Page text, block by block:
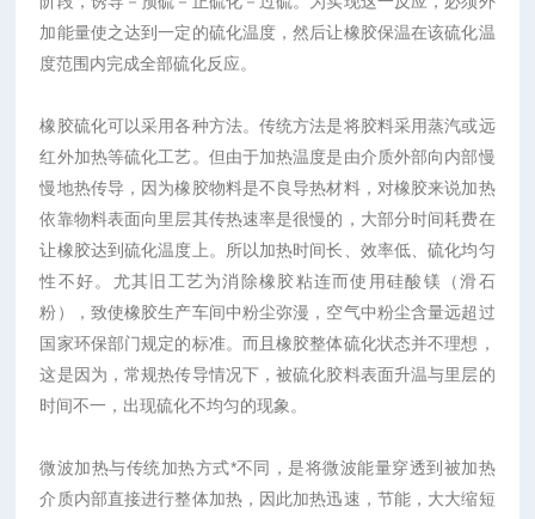
加能量使之达到一定的硫化温度，然后让橡胶保温在该硫化温
度范围内完成全部硫化反应。
橡胶硫化可以采用各种方法。传统方法是将胶料采用蒸汽或远
红外加热等硫化工艺。但由于加热温度是由介质外部向内部慢
慢地热传导，因为橡胶物料是不良导热材料，对橡胶来说加热
依靠物料表面向里层其传热速率是很慢的，大部分时间耗费在
让橡胶达到硫化温度上。所以加热时间长、效率低、硫化均匀
性不好。尤其旧工艺为消除橡胶粘连而使用硅酸镁（滑石
粉），致使橡胶生产车间中粉尘弥漫，空气中粉尘含量远超过
国家环保部门规定的标准。而且橡胶整体硫化状态并不理想，
这是因为，常规热传导情况下，被硫化胶料表面升温与里层的
时间不一，出现硫化不均匀的现象。
微波加热与传统加热方式*不同，是将微波能量穿透到被加热
介质内部直接进行整体加热，因此加热迅速，节能，大大缩短